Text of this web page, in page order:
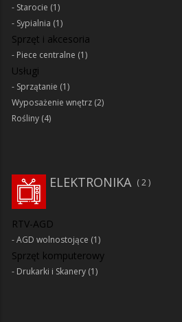
Starocie (1)
Sypialnia (1)
Sprzęt i akcesoria
Piece centralne (1)
Usługi
Sprzątanie (1)
Wyposażenie wnętrz (2)
Rośliny (4)
2
ELEKTRONIKA
RTV-AGD
AGD wolnostojące (1)
Sprzęt komputerowy
Drukarki i Skanery (1)